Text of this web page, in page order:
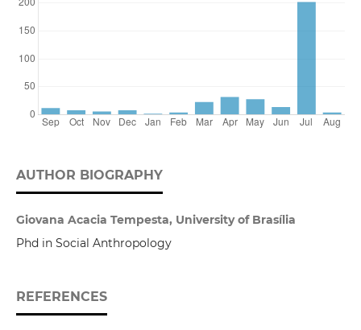
AUTHOR BIOGRAPHY
Giovana Acacia Tempesta, University of Brasília
Phd in Social Anthropology
REFERENCES